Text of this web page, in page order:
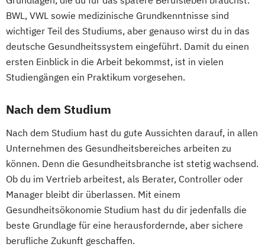
BWL, VWL sowie medizinische Grundkenntnisse sind
wichtiger Teil des Studiums, aber genauso wirst du in das
deutsche Gesundheitssystem eingeführt. Damit du einen
ersten Einblick in die Arbeit bekommst, ist in vielen
Studiengängen ein Praktikum vorgesehen.
Nach dem Studium
Nach dem Studium hast du gute Aussichten darauf, in allen
Unternehmen des Gesundheitsbereiches arbeiten zu
können. Denn die Gesundheitsbranche ist stetig wachsend.
Ob du im Vertrieb arbeitest, als Berater, Controller oder
Manager bleibt dir überlassen. Mit einem
Gesundheitsökonomie Studium hast du dir jedenfalls die
beste Grundlage für eine herausfordernde, aber sichere
berufliche Zukunft geschaffen.